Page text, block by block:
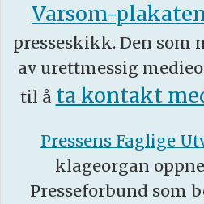
Varsom-
presseskikk. Den som
av urettmessig
til å ta kontakt
Pressens Faglige
klageorgan
Presseforbund som